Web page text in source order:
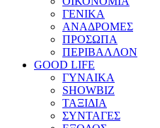
ΓΕΝΙΚΑ
ΑΝΑΔΡΟΜΕΣ
ΠΡΟΣΩΠΑ
ΠΕΡΙΒΑΛΛΟΝ
GOOD LIFE
ΓΥΝΑΙΚΑ
SHOWBIZ
ΤΑΞΙΔΙΑ
ΣΥΝΤΑΓΕΣ